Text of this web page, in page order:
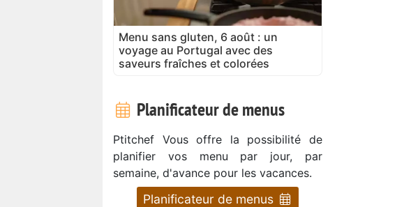
Menu sans gluten, 6 août : un
voyage au Portugal avec des
saveurs fraîches et colorées
Planificateur de menus
Ptitchef Vous offre la possibilité de
planifier vos menu par jour, par
semaine, d'avance pour les vacances.
Planificateur de menus